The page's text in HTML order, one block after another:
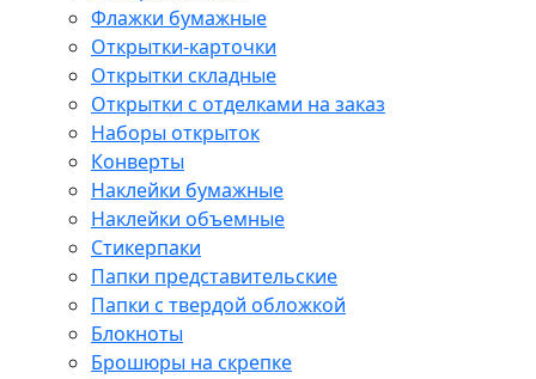
Флажки бумажные
Открытки-карточки
Открытки складные
Открытки с отделками на заказ
Наборы открыток
Конверты
Наклейки бумажные
Наклейки объемные
Стикерпаки
Папки представительские
Папки с твердой обложкой
Блокноты
Брошюры на скрепке